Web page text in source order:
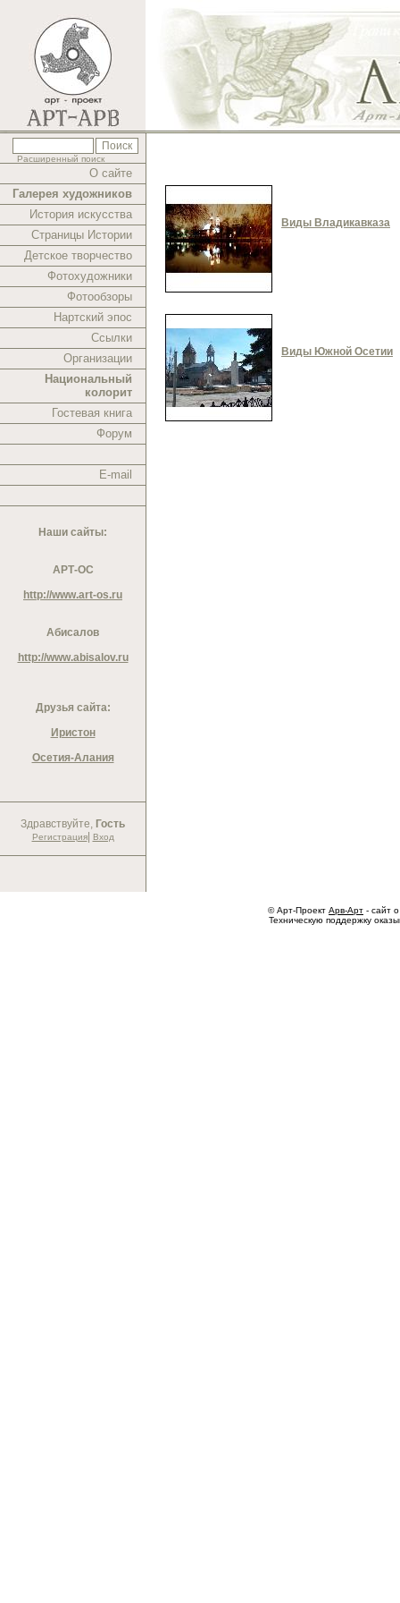
Расширенный поиск
О сайте
Галерея художников
История искусства
Страницы Истории
Детское творчество
Фотохудожники
Фотообзоры
Нартский эпос
Ссылки
Организации
Национальный
колорит
Гостевая книга
Форум
E-mail
Наши сайты:
АРТ-ОС
http://www.art-os.ru
Абисалов
http://www.abisalov.ru
Друзья сайта:
Иристон
Осетия-Алания
Здравствуйте, Гость
Регистрация| Вход
Виды Владикавказа
Виды Южной Осетии
© Арт-Проект Арв-Арт - сайт
Техническую поддержку